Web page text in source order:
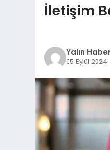
İletişim
Yalın
05 Eylül 2024